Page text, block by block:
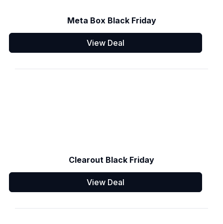
Meta Box Black Friday
View Deal
Clearout Black Friday
View Deal